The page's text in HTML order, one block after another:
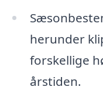
herunder
forskellige
årstiden.